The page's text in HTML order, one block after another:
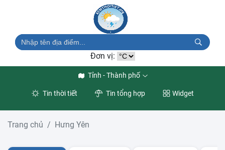
Đơn vị:
Tỉnh - Thành phố
Tin thời tiết Tin tổng hợp Widget
Trang chủ Hưng Yên